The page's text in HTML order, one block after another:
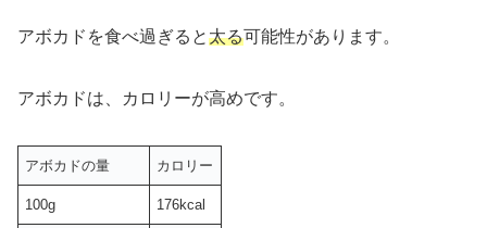
アボカドを食べ過ぎると太る可能性があります。
アボカドは、カロリーが高めです。
アボカドの量 カロリー
100g 176kcal